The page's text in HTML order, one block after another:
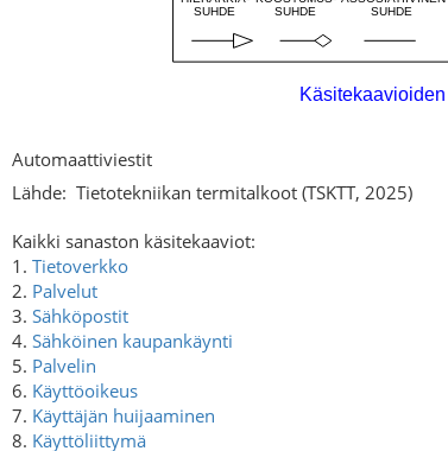
Automaattiviestit
Lähde: Tietotekniikan termitalkoot (TSKTT, 2025)
Kaikki sanaston käsitekaaviot:
1. Tietoverkko
2. Palvelut
3. Sähköpostit
4. Sähköinen kaupankäynti
5. Palvelin
6. Käyttöoikeus
7. Käyttäjän huijaaminen
8. Käyttöliittymä